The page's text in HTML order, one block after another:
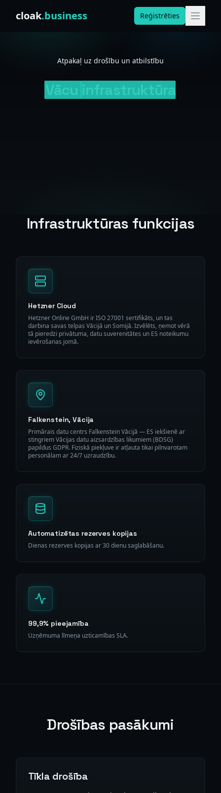
cloak.business Reģistrēties
Atpakaļ uz drošību un atbilstību
Infrastruktūras funkcijas
Hetzner Cloud
Hetzner Online GmbH ir ISO 27001 sertifikāts, un tas
darbina savas telpas Vācijā un Somijā. Izvēlēts, ņemot vērā
tā pieredzi privātuma, datu suverenitātes un ES noteikumu
ievērošanas jomā.
Falkenstein, Vācija
Primārais datu centrs Falkenstein Vācijā — ES iekšienē ar
stingriem Vācijas datu aizsardzības likumiem (BDSG)
papildus GDPR. Fiziskā piekļuve ir atļauta tikai pilnvarotam
personālam ar 24/7 uzraudzību.
Automatizētas rezerves kopijas
Dienas rezerves kopijas ar 30 dienu saglabāšanu.
99,9% pieejamība
Uzņēmuma līmeņa uzticamības SLA.
Drošības pasākumi
Tīkla drošība